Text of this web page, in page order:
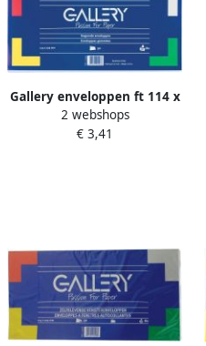
Gallery enveloppen ft 114 x
229 mm gegomd pak van 50
stuks
2 webshops
€ 3,41